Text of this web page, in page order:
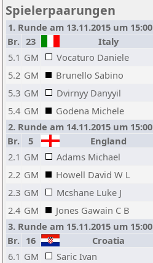
Spielerpaarungen
1. Runde am 13.11.2015 um 15:00
Br. 23 Italy
5.1 GM Vocaturo Daniele
5.2 GM Brunello Sabino
5.3 GM Dvirnyy Danyyil
5.4 GM Godena Michele
2. Runde am 14.11.2015 um 15:00
Br.
5 England
2.1 GM Adams Michael
2.2 GM Howell David W L
2.3 GM Mcshane Luke J
2.4 GM Jones Gawain C B
3. Runde am 15.11.2015 um 15:00
Br. 16 Croatia
6.1 GM Saric Ivan